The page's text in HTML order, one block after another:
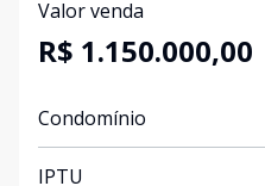
Valor venda
R$ 1.150.000,00
Condomínio
IPTU